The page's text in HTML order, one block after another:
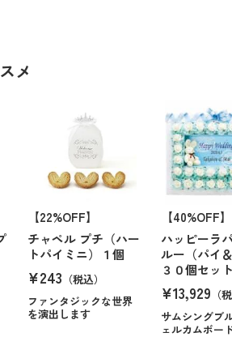
メ
【22%OFF】
チャペル プチ（ハー
トパイミニ）１個
¥243 （税込）
ファンタジックな世界
を演出します
【40%OFF】
ハッピーラ
ルー（パイ
３０個セッ
¥13,929 （
サムシングブ
ェルカムボー